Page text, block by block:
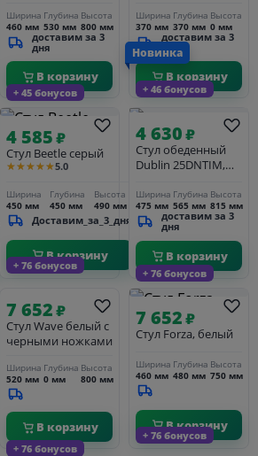
бук, цвет светло-
серый (GR-01)
Ширина
460 мм
Глубина
530 мм
Высота
800 мм
доставим за 3
дня
В корзину
Ширина
370 мм
Глубина
370 мм
Высота
0 мм
доставим за 3
дня
В корзину
+ 45 бонусов
4 585₽
Стул Beetle серый
★★★★★5.0
Ширина
450 мм
Глубина
450 мм
Высота
490 мм
Доставим_за_3_дня
В корзину
+ 46 бонусов
Новинка
4 630₽
Стул обеденный
Dublin 25DNTIM,
04)
Ширина
475 мм
Глубина
565 мм
Высота
815 мм
доставим за 3
дня
В корзину
+ 76 бонусов
7 652₽
Стул Wave белый с
черными ножками
Ширина
520 мм
Глубина
0 мм
Высота
800 мм
В корзину
+ 76 бонусов
7 652₽
Стул Forza, белый
Ширина
460 мм
Глубина
480 мм
Высота
750 мм
В корзину
+ 76 бонусов
+ 76 бонусов